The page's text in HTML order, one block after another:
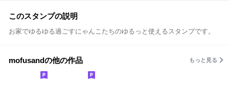
このスタンプの説明
お家でゆるゆる過ごすにゃんこたちのゆるっと使えるスタンプです。
mofusandの他の作品 もっと見る